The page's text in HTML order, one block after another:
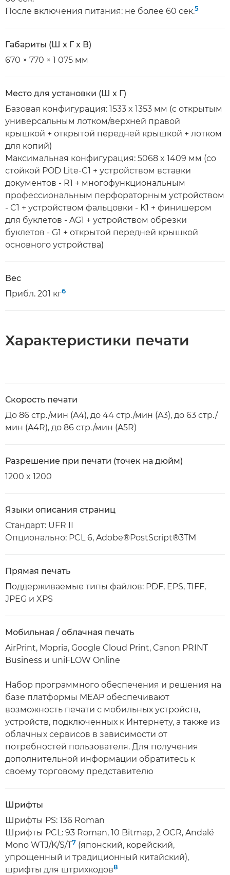
После включения питания: не более 60 сек.5
Габариты (Ш x Г x В)
670 × 770 × 1 075 мм
Место для установки (Ш x Г)
Базовая конфигурация: 1533 x 1353 мм (с открытым
универсальным лотком/верхней правой
крышкой + открытой передней крышкой + лотком
для копий)
Максимальная конфигурация: 5068 x 1409 мм (со
стойкой POD Lite-C1 + устройством вставки
документов - R1 + многофункциональным
профессиональным перфораторным устройством
- C1 + устройством фальцовки - K1 + финишером
для буклетов - AG1 + устройством обрезки
буклетов - G1 + открытой передней крышкой
основного устройства)
Вес
Прибл. 201 кг6
Характеристики печати
Скорость печати
До 86 стр./мин (A4), до 44 стр./мин (A3), до 63 стр./
мин (A4R), до 86 стр./мин (A5R)
Разрешение при печати (точек на дюйм)
1200 x 1200
Языки описания страниц
Стандарт: UFR II
Опционально: PCL 6, Adobe®PostScript®3TM
Прямая печать
Поддерживаемые типы файлов: PDF, EPS, TIFF,
JPEG и XPS
Мобильная / облачная печать
AirPrint, Mopria, Google Cloud Print, Canon PRINT
Business и uniFLOW Online
Набор программного обеспечения и решения на
базе платформы MEAP обеспечивают
возможность печати с мобильных устройств,
устройств, подключенных к Интернету, а также из
облачных сервисов в зависимости от
потребностей пользователя. Для получения
дополнительной информации обратитесь к
своему торговому представителю
Шрифты
Шрифты PS: 136 Roman
Шрифты PCL: 93 Roman, 10 Bitmap, 2 OCR, Andalé
Mono WTJ/K/S/T7 (японский, корейский,
упрощенный и традиционный китайский),
шрифты для штрихкодов8